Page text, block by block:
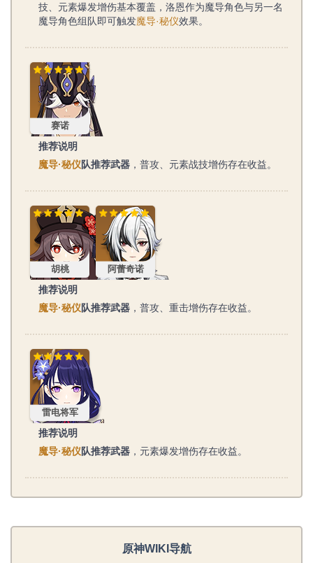
技、元素爆发增伤基本覆盖，洛恩作为魔导角色与另一名
魔导角色组队即可触发魔导·秘仪效果。
赛诺
赛诺
推荐说明
魔导·秘仪队推荐武器 ，普攻、元素战技增伤存在收益。
胡桃
胡桃
阿蕾奇诺
阿蕾奇诺
推荐说明
魔导·秘仪队推荐武器 ，普攻、重击增伤存在收益。
雷电将军
雷电将军
推荐说明
魔导·秘仪队推荐武器 ，元素爆发增伤存在收益。
原神WIKI导航